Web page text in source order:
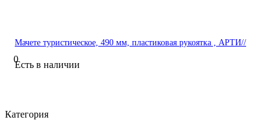
Мачете туристическое, 490 мм, пластиковая рукоятка , АРТИ//
0
Есть в наличии
Категория